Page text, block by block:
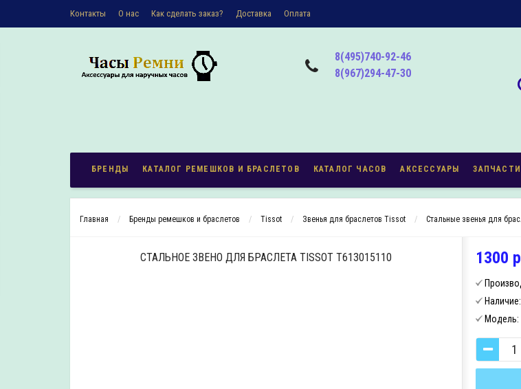
Контакты О наc Как сделать заказ? Доставка Оплата
8(495)740-92-46
8(967)294-47-30
БРЕНДЫ КАТАЛОГ РЕМЕШКОВ И БРАСЛЕТОВ КАТАЛОГ ЧАСОВ АКСЕССУАРЫ ЗАПЧАСТИ
Главная Бренды ремешков и браслетов Tissot Звенья для браслетов Tissot Стальные звенья для
СТАЛЬНОЕ ЗВЕНО ДЛЯ БРАСЛЕТА TISSOT T613015110 1300
Наличие:
Модель: